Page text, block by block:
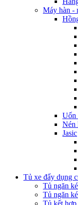
Máy hàn -
Uốn
Nén
Jasic
Tủ xe đẩy dụng
Tủ ngăn
Tủ ngăn
Tủ kết